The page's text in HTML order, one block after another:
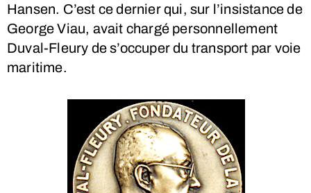
Hansen. C’est ce dernier qui, sur l’insistance de
George Viau, avait chargé personnellement
Duval-Fleury de s’occuper du transport par voie
maritime.